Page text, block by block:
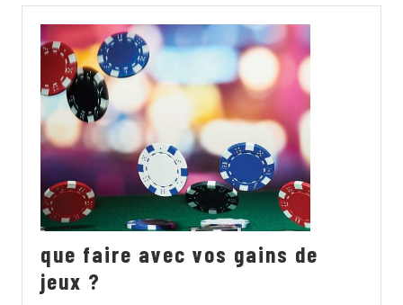
que faire avec vos gains de
jeux ?